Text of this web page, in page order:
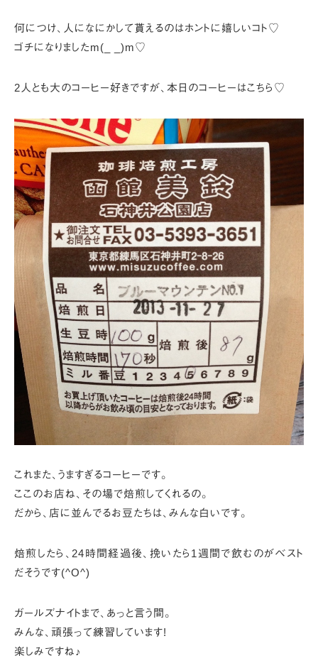
何につけ、人になにかして貰えるのはホントに嬉しいコト♡
ゴチになりましたm(_ _)m♡
2人とも大のコーヒー好きですが、本日のコーヒーはこちら♡
これまた、うますぎるコーヒーです。
ここのお店ね、その場で焙煎してくれるの。
だから、店に並んでるお豆たちは、みんな白いです。
焙煎したら、24時間経過後、挽いたら1週間で飲むのがベスト
だそうです(^O^)
ガールズナイトまで、あっと言う間。
みんな、頑張って練習しています!
楽しみですね♪